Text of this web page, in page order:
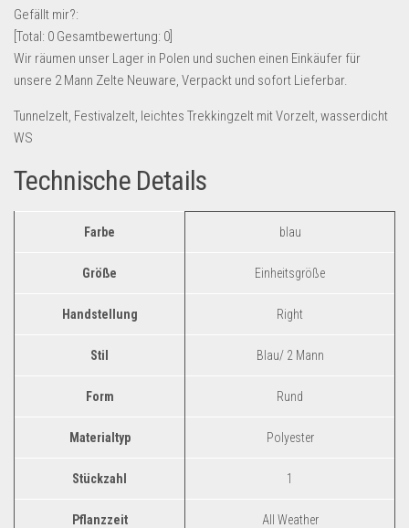
Münzen
Spielzeug & Games
Schuhe & Accessoires
Restposten-Angebote
Sonderposten-Angebote
Saison & Eventprodkte
Grosshandel
Gefällt mir?:
[Total: 0 Gesamtbewertung: 0
Wir räumen unser Lager in Polen und suchen einen Einkäufer für
unsere 2 Mann Zelte Neuware, Verpackt und sofort Lieferbar.
Tunnelzelt, Festivalzelt, leichtes Trekkingzelt mit Vorzelt, wasserdicht
WS
Technische Details
Farbe ‎blau
Größe ‎Einheitsgröße
Handstellung ‎Right
Stil ‎Blau/ 2 Mann
Form ‎Rund
Materialtyp ‎Polyester
Stückzahl ‎1
Pflanzzeit ‎All Weather